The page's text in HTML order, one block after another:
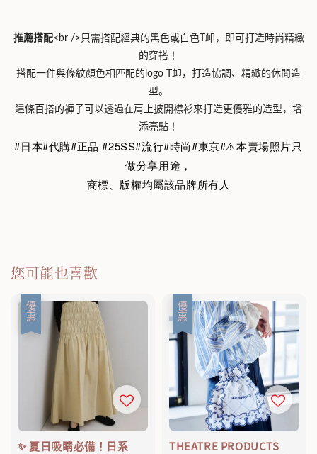
推薦搭配<br />只需搭配經典的黑色或白色T卹，即可打造時尚精緻
的穿搭！
搭配一件與條紋顏色相匹配的logo T卹，打造協調、精緻的休閒造
型。
這條百搭的褲子可以透過在肩上披開襟衫來打造更優雅的造型，增
添亮點！
#日本#代購#正品 #25SS#流行#時尚#東京#⚠️本賣場照片只
做分享用途，
商標、版權均屬該品牌所有人
您可能也喜歡
優惠
✨ 夏日吸睛必備！日系
優惠
THEATRE PRODUCTS